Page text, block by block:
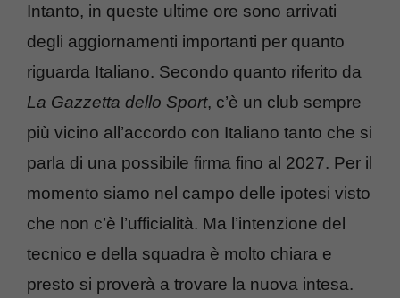
Intanto, in queste ultime ore sono arrivati
degli aggiornamenti importanti per quanto
riguarda Italiano. Secondo quanto riferito da
La Gazzetta dello Sport, c’è un club sempre
più vicino all’accordo con Italiano tanto che si
parla di una possibile firma fino al 2027. Per il
momento siamo nel campo delle ipotesi visto
che non c’è l’ufficialità. Ma l’intenzione del
tecnico e della squadra è molto chiara e
presto si proverà a trovare la nuova intesa.